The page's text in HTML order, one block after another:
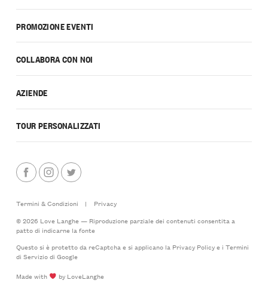
PROMOZIONE EVENTI
COLLABORA CON NOI
AZIENDE
TOUR PERSONALIZZATI
Termini & Condizioni |
Privacy
© 2026 Love Langhe — Riproduzione parziale dei contenuti consentita a
patto di indicarne la fonte
Questo si è protetto da reCaptcha e si applicano la Privacy Policye i Termini
di Serviziodi Google
Made with
by LoveLanghe